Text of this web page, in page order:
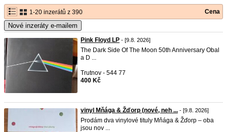
1-20 inzerátů z 390 Cena
Nové inzeráty e-mailem
Pink Floyd LP - [9.8. 2026]
The Dark Side Of The Moon 50th Anniversary Obal
a D ...
Trutnov - 544 77
400 Kč
vinyl Mňága & Žďorp (nové, neh ... - [9.8. 2026]
Prodám dva vinylové tituly Mňága & Žďorp – oba
jsou nov ...